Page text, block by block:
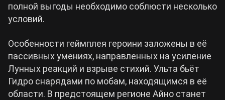
Hogwarts Legacy
Cyberpunk 2077
Все игры
полной выгоды необходимо соблюсти несколько
условий.
Особенности геймплея героини заложены в её
пассивных умениях, направленных на усиление
Лунных реакций и взрыве стихий. Ульта бьёт
Гидро снарядами по мобам, находящимся в её
области. В предстоящем регионе Айно станет